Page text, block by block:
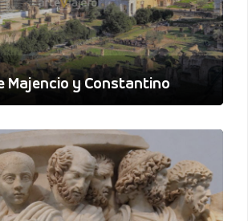
Majencio y Constantino